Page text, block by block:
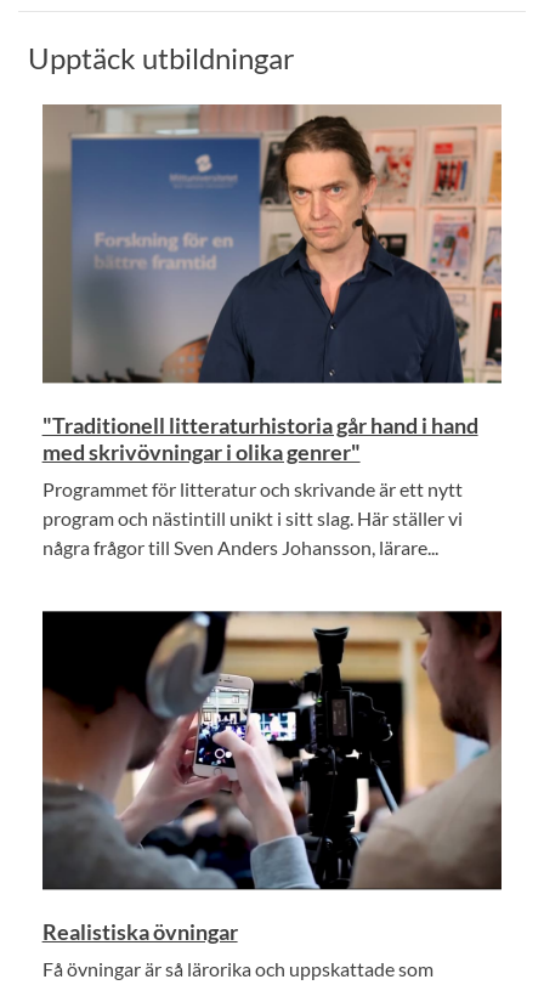
Upptäck utbildningar
"Traditionell litteraturhistoria går hand i hand
med skrivövningar i olika genrer"
Programmet för litteratur och skrivande är ett nytt
program och nästintill unikt i sitt slag. Här ställer vi
några frågor till Sven Anders Johansson, lärare...
Realistiska övningar
Få övningar är så lärorika och uppskattade som